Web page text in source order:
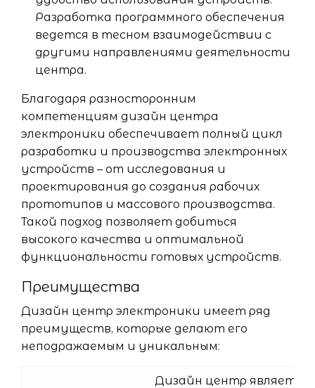
Разработка программного обеспечения
ведется в тесном взаимодействии с
другими направлениями деятельности
центра.
Благодаря разносторонним
компетенциям дизайн центра
электроники обеспечивает полный цикл
разработки и производства электронных
устройств – от исследования и
проектирования до создания рабочих
прототипов и массового производства.
Такой подход позволяет добиться
высокого качества и оптимальной
функциональности готовых устройств.
Преимущества
Дизайн центр электроники имеет ряд
преимуществ, которые делают его
неподражаемым и уникальным:
Дизайн центр является